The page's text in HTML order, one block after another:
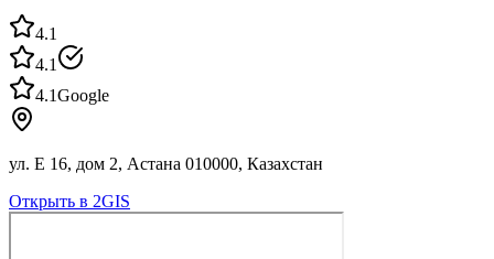
4.1
4.1
4.1Google
ул. Е 16, дом 2, Астана 010000, Казахстан
Открыть в 2GIS